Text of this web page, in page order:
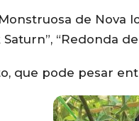
de Nova
“Redonda
que pode pesar